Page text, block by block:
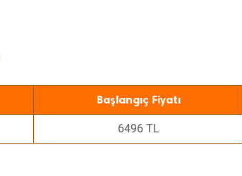
Başlangıç Fiyatı
6496 TL